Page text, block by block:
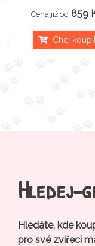
Cena již od 859
Chci
Hledej-
Hledáte, kde
pro své zvířecí